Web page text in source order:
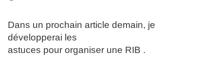
Dans un prochain article demain, je
développerai les
astuces pour organiser une RIB .